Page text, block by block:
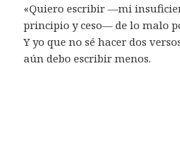
«Quiero escribir —mi
principio y ceso— de lo malo
Y yo que no sé hacer dos
aún debo escribir menos.